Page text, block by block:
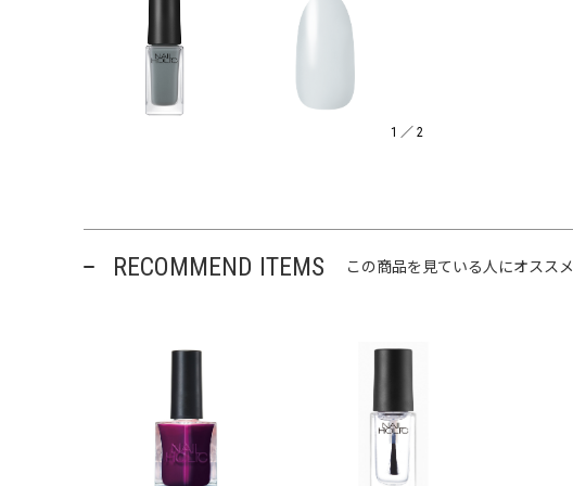
1 ／ 2
RECOMMEND ITEMS この商品を見ている人にオススメ